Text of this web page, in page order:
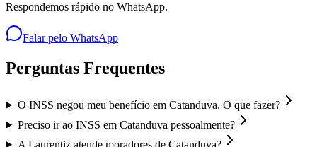
Respondemos rápido no WhatsApp.
Falar pelo WhatsApp
Perguntas Frequentes
O INSS negou meu benefício em Catanduva. O que fazer?
Preciso ir ao INSS em Catanduva pessoalmente?
A Laurentiz atende moradores de Catanduva?